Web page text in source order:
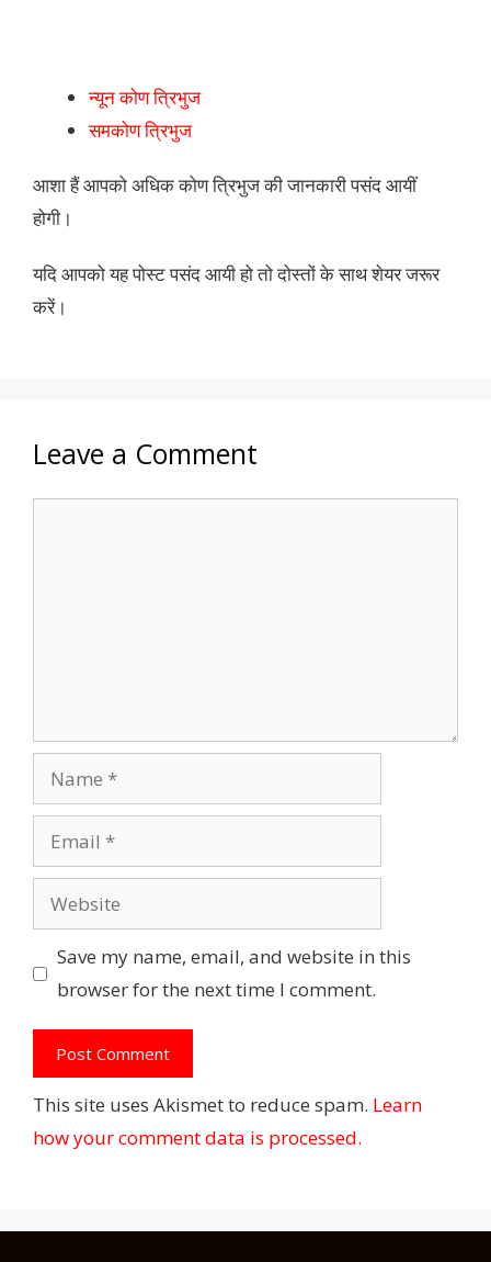
न्यून कोण त्रिभुज
समकोण त्रिभुज
आशा हैं आपको अधिक कोण त्रिभुज की जानकारी पसंद आयीं
होगी।
यदि आपको यह पोस्ट पसंद आयी हो तो दोस्तों के साथ शेयर जरूर
करें।
Leave a Comment
Name
Email
Website
Save my name, email, and website in this
browser for the next time I comment.
This site uses Akismet to reduce spam. Learn
how your comment data is processed.